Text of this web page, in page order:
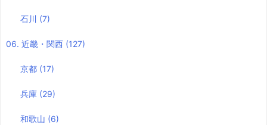
石川 (7)
06. 近畿・関西 (127)
京都 (17)
兵庫 (29)
和歌山 (6)